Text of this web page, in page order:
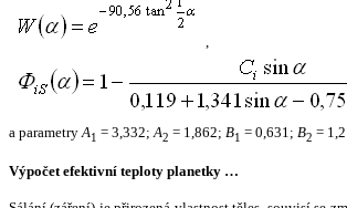
,
a parametryA1 = 3,332;A2 = 1,862; B1 = 0,631; B2 =
Výpočet efektivní teploty planetky …